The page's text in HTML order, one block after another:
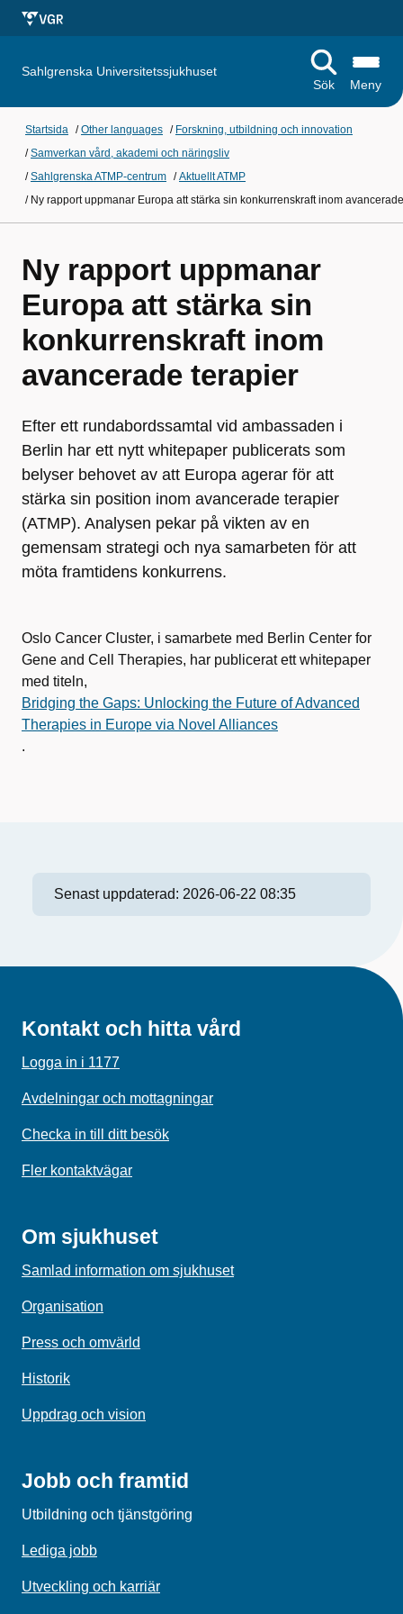
Sahlgrenska Universitetssjukhuset
Sök
Meny
Startsida /Other languages / Forskning, utbildning och innovation
/Samverkan vård, akademi och näringsliv
/Sahlgrenska ATMP-centrum /Aktuellt ATMP
/ Ny rapport uppmanar Europa att stärka sin konkurrenskraft inom
Ny rapport uppmanar
Europa att stärka sin
konkurrenskraft inom
avancerade terapier
Efter ett rundabordssamtal vid ambassaden i
Berlin har ett nytt whitepaper publicerats som
belyser behovet av att Europa agerar för att
stärka sin position inom avancerade terapier
(ATMP). Analysen pekar på vikten av en
gemensam strategi och nya samarbeten för att
möta framtidens konkurrens.
Oslo Cancer Cluster, i samarbete med Berlin Center for
Gene and Cell Therapies, har publicerat ett whitepaper
med titeln,
Bridging the Gaps: Unlocking the Future of Advanced
Therapies in Europe via Novel Alliances
.
Senast uppdaterad: 2026-06-22 08:35
Kontakt och hitta vård
Logga in i 1177
Avdelningar och mottagningar
Checka in till ditt besök
Fler kontaktvägar
Om sjukhuset
Samlad information om sjukhuset
Organisation
Press och omvärld
Historik
Uppdrag och vision
Jobb och framtid
Utbildning och tjänstgöring
Lediga jobb
Utveckling och karriär